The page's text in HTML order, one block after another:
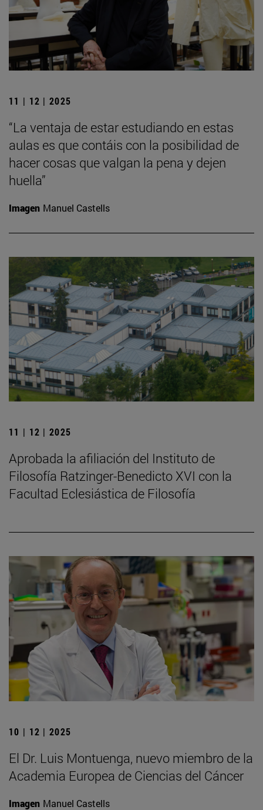
11 | 12 | 2025
“La ventaja de estar estudiando en estas
aulas es que contáis con la posibilidad de
hacer cosas que valgan la pena y dejen
huella”
Imagen Manuel Castells
11 | 12 | 2025
Aprobada la afiliación del Instituto de
Filosofía Ratzinger-Benedicto XVI con la
Facultad Eclesiástica de Filosofía
10 | 12 | 2025
El Dr. Luis Montuenga, nuevo miembro de la
Academia Europea de Ciencias del Cáncer
Imagen Manuel Castells